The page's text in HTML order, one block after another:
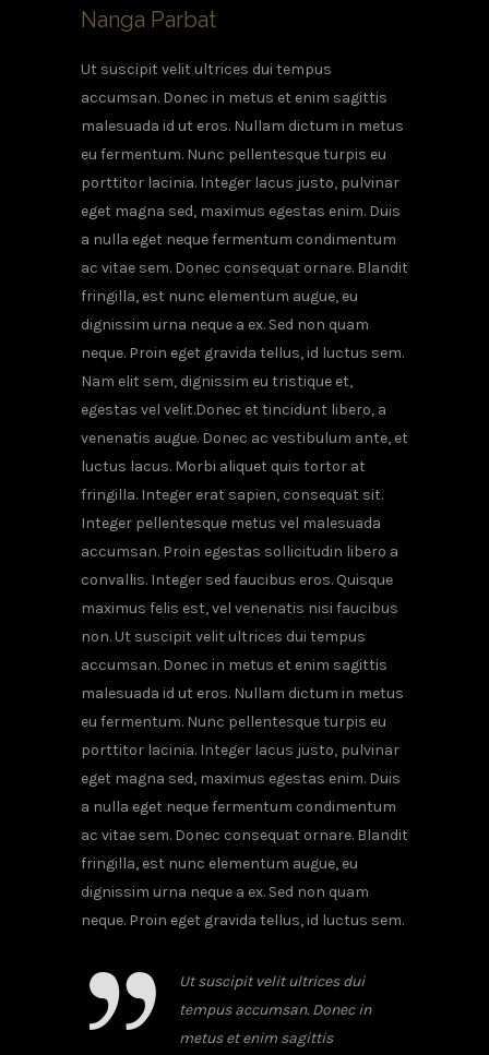
Nanga Parbat
Ut suscipit velit ultrices dui tempus
accumsan. Donec in metus et enim sagittis
malesuada id ut eros. Nullam dictum in metus
eu fermentum. Nunc pellentesque turpis eu
porttitor lacinia. Integer lacus justo, pulvinar
eget magna sed, maximus egestas enim. Duis
a nulla eget neque fermentum condimentum
ac vitae sem. Donec consequat ornare. Blandit
fringilla, est nunc elementum augue, eu
dignissim urna neque a ex. Sed non quam
neque. Proin eget gravida tellus, id luctus sem.
Nam elit sem, dignissim eu tristique et,
egestas vel velit.Donec et tincidunt libero, a
venenatis augue. Donec ac vestibulum ante, et
luctus lacus. Morbi aliquet quis tortor at
fringilla. Integer erat sapien, consequat sit.
Integer pellentesque metus vel malesuada
accumsan. Proin egestas sollicitudin libero a
convallis. Integer sed faucibus eros. Quisque
maximus felis est, vel venenatis nisi faucibus
non. Ut suscipit velit ultrices dui tempus
accumsan. Donec in metus et enim sagittis
malesuada id ut eros. Nullam dictum in metus
eu fermentum. Nunc pellentesque turpis eu
porttitor lacinia. Integer lacus justo, pulvinar
eget magna sed, maximus egestas enim. Duis
a nulla eget neque fermentum condimentum
ac vitae sem. Donec consequat ornare. Blandit
fringilla, est nunc elementum augue, eu
dignissim urna neque a ex. Sed non quam
neque. Proin eget gravida tellus, id luctus sem.
Ut suscipit velit ultrices dui
tempus accumsan. Donec in
metus et enim sagittis